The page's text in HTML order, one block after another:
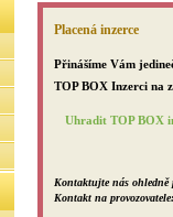
Placená inzerce
Přinášíme Vám
TOP BOX Inzerci na
Uhradit TOP BOX
Kontaktujte nás ohledně
Kontakt na